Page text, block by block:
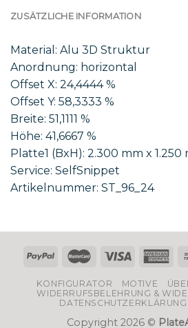
ZUSÄTZLICHE INFORMATION
Material: Alu 3D Struktur
Anordnung: horizontal
Offset X: 24,4444 %
Offset Y: 58,3333 %
Breite: 51,1111 %
Höhe: 41,6667 %
Platte1 (BxH): 2.300 mm x 1.250
Service: SelfSnippet
Artikelnummer: ST_96_24
KONFIGURATOR MOTIVE
WIDERRUFSBELEHRUNG &
DATENSCHUTZERKLÄRUNG
Copyright 2026 ©